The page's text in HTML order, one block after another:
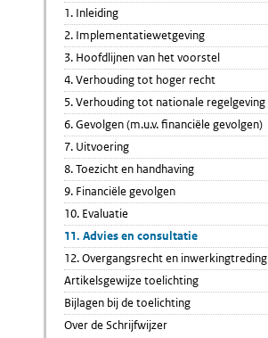
1. Inleiding
2. Implementatiewetgeving
3. Hoofdlijnen van het voorstel
4. Verhouding tot hoger recht
5. Verhouding tot nationale regelgeving
6. Gevolgen (m.u.v. financiële gevolgen)
7. Uitvoering
8. Toezicht en handhaving
9. Financiële gevolgen
10. Evaluatie
11. Advies en consultatie
12. Overgangsrecht en inwerkingtreding
Artikelsgewijze toelichting
Bijlagen bij de toelichting
Over de Schrijfwijzer